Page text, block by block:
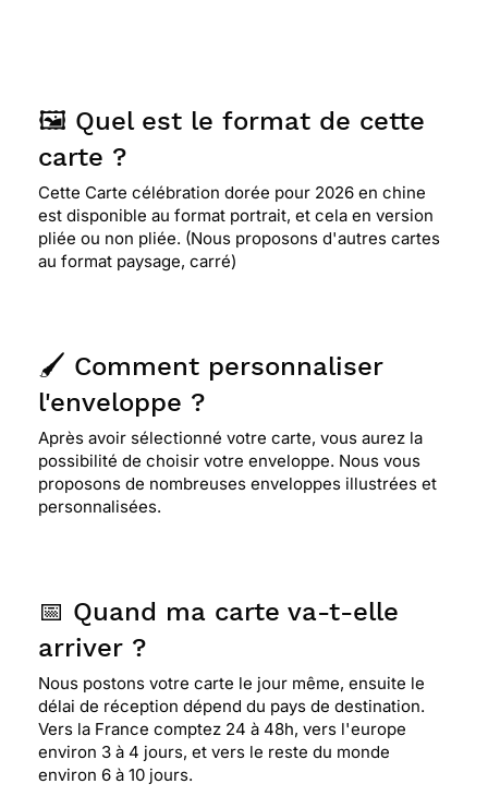
🖼️ Quel est le format de cette
carte ?
Cette Carte célébration dorée pour 2026 en chine
est disponible au format portrait, et cela en version
pliée ou non pliée. (Nous proposons d'autres cartes
au format paysage, carré)
🖌️ Comment personnaliser
l'enveloppe ?
Après avoir sélectionné votre carte, vous aurez la
possibilité de choisir votre enveloppe. Nous vous
proposons de nombreuses enveloppes illustrées et
personnalisées.
📅 Quand ma carte va-t-elle
arriver ?
Nous postons votre carte le jour même, ensuite le
délai de réception dépend du pays de destination.
Vers la France comptez 24 à 48h, vers l'europe
environ 3 à 4 jours, et vers le reste du monde
environ 6 à 10 jours.